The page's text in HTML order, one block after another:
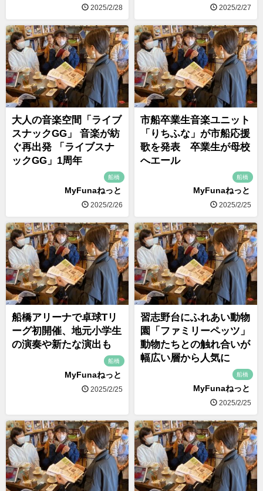
2025/2/28 2025/2/27
大人の音楽空間「ライブ
スナックGG」 音楽が紡
ぐ再出発 「ライブスナ
ックGG」1周年
船橋
MyFunaねっと
2025/2/26
市船卒業生音楽ユニット
「りちふな」が市船応援
歌を発表 卒業生が母校
へエール
船橋
MyFunaねっと
2025/2/25
船橋アリーナで卓球Tリ
ーグ初開催、地元小学生
の演奏や新たな演出も
船橋
MyFunaねっと
2025/2/25
習志野台にふれあい動物
園「ファミリーペッツ」
動物たちとの触れ合いが
幅広い層から人気に
船橋
MyFunaねっと
2025/2/25